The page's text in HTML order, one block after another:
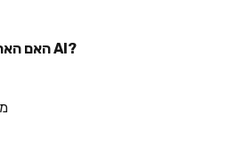
האם הארגון נערך לרגולציית AI?